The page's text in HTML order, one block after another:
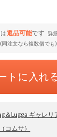
返品可能です
詳
注文なら複数個でも
トに入れ
＆Lugga ギャレリ
コムサ）